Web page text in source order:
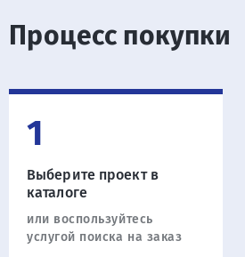
Процесс покупки
1
Выберите проект в
каталоге
или воспользуйтесь
услугой поиска на заказ